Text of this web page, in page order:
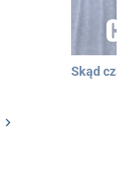
Skąd